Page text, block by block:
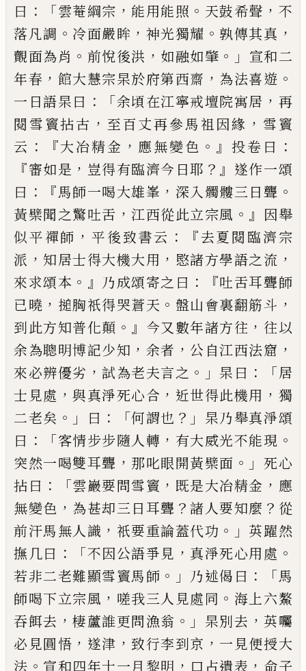
曰 ：「雲菴綱宗 ， 能用能照 。 天鼓希聲 ， 不
落凡調 。 冷面嚴眸 ， 神光獨耀 。 孰傳其真 ，
覿面為肖 。 前悅後洪 ， 如融如肇 。」 宣和二
年春 ， 館大慧宗杲於府第西齋 ， 為法喜遊 。
一日語杲曰 ：「余頃在江寧戒壇院寓居 ， 再
閱雪竇拈古 ， 至百丈再參馬祖因緣 ， 雪竇
云 ：『大冶精金 ， 應無變色 。』 投卷曰 ：
『審如是 ， 豈得有臨濟今日耶 ？』 遂作一頌
曰 ：『馬師一喝大雄峯 ， 深入髑髏三日聾 。
黃檗聞之驚吐舌 ， 江西從此立宗風 。』 因舉
似平禪師 ， 平後致書云 ： 『去夏閱臨濟宗
派 ，知居士得大機大用 ， 愍諸方學語之流 ，
來求頌本 。』 乃成頌寄之曰 ：『吐舌耳聾師
已曉 ， 搥胸祇得哭蒼天 。 盤山會裏翻筋斗 ，
到此方知普化顛 。』 今又數年諸方往 ， 往以
余為聰明博記少知 ， 余者 ，公 自江西法窟 ，
來必辨優劣 ，試為老夫言之 。」 杲曰 ：「居
士 見處 ，與真淨死心合 ， 近世得此機用 ， 獨
二老矣 。」 曰 ：「何謂也 ？」 杲乃舉真淨頌
曰 ：「客情步步隨人轉 ， 有大威光不能現 。
突然一喝雙耳聾 ， 那叱眼開黃檗面 。」 死心
拈曰 ：「雲巖要問雪竇 ， 既是大冶精金 ， 應
無變色 ， 為甚却三日耳聾 ？諸人要知麼 ？ 從
前汗馬無人識 ， 祇要重論蓋代功 。」 英躍然
撫几曰 ：「不因公語爭見 ， 真淨死心用處 。
若非二老難顯雪竇馬師 。」 乃述偈曰 ：「馬
師喝下立宗風 ， 嗟我三人見處同 。 海上六鰲
吞餌去 ，棲蘆誰更問漁翁 。」 杲別去 ， 英囑
必見圓悟 ， 遂津 ， 致行李到京 ， 一 見便授大
法 。 宣和四年十一月黎明 ， 口占遺表 ， 命子